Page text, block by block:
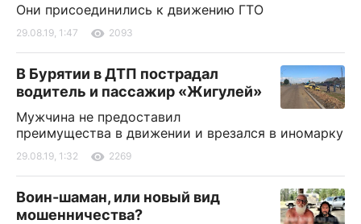
Они присоединились к движению ГТО
29.08.19, 1:47 2093
В Бурятии в ДТП пострадал
водитель и пассажир «Жигулей»
Мужчина не предоставил
преимущества в движении и врезался в иномарку
29.08.19, 1:32 2269
Воин-шаман, или новый вид
мошенничества?